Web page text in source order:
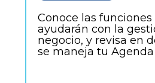
Conoce las
ayudarán con la
negocio, y revisa en
se maneja tu